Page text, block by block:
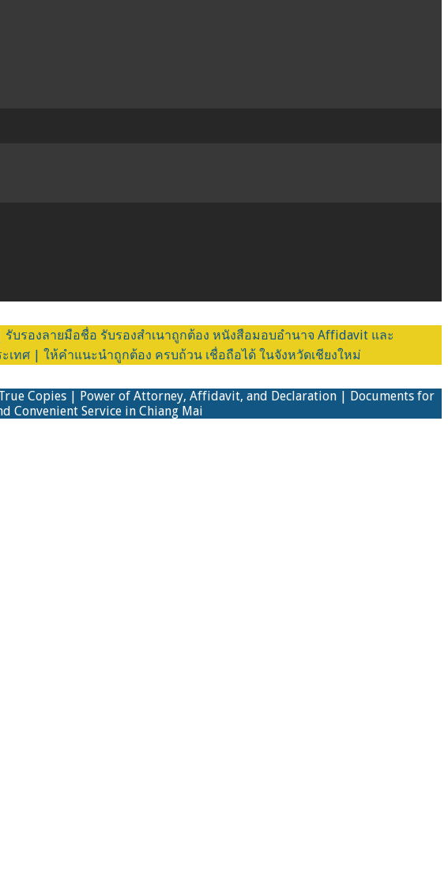
รับรองลายมือชื่อ รับรองสำเนาถูกต้อง หนังสือมอบอำนาจ Affidavit และ
ทศ | ให้คำแนะนำถูกต้อง ครบถ้วน เชื่อถือได้ ในจังหวัดเชียงใหม่
Copies | Power of Attorney, Affidavit, and Declaration | Documents for
Convenient Service in Chiang Mai